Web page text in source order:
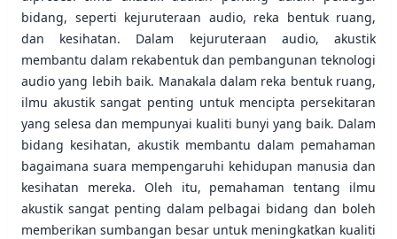
bidang, seperti kejuruteraan audio, reka bentuk ruang,
dan kesihatan. Dalam kejuruteraan audio, akustik
membantu dalam rekabentuk dan pembangunan teknologi
audio yang lebih baik. Manakala dalam reka bentuk ruang,
ilmu akustik sangat penting untuk mencipta persekitaran
yang selesa dan mempunyai kualiti bunyi yang baik. Dalam
bidang kesihatan, akustik membantu dalam pemahaman
bagaimana suara mempengaruhi kehidupan manusia dan
kesihatan mereka. Oleh itu, pemahaman tentang ilmu
akustik sangat penting dalam pelbagai bidang dan boleh
memberikan sumbangan besar untuk meningkatkan kualiti